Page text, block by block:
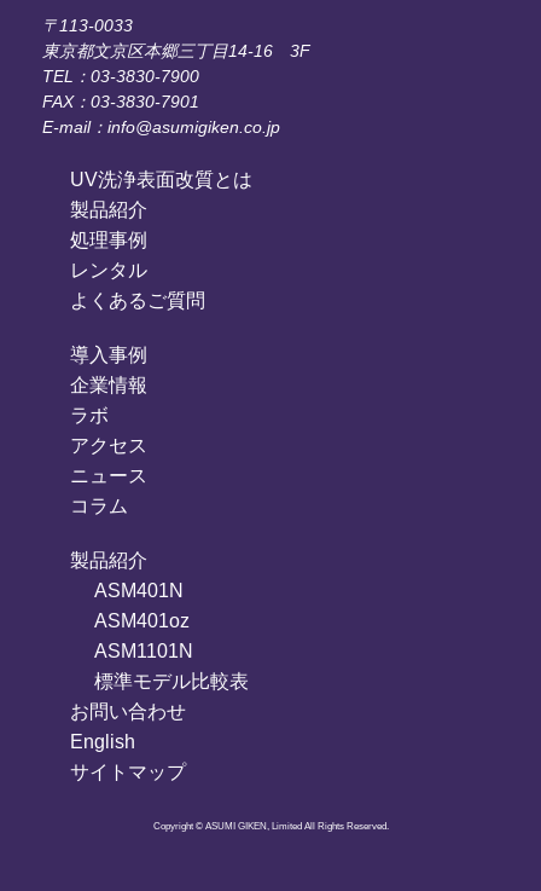
〒113-0033
東京都文京区本郷三丁目14-16 3F
TEL：03-3830-7900
FAX：03-3830-7901
E-mail：info@asumigiken.co.jp
UV洗浄表面改質とは
製品紹介
処理事例
レンタル
よくあるご質問
導入事例
企業情報
ラボ
アクセス
ニュース
コラム
製品紹介
ASM401N
ASM401oz
ASM1101N
標準モデル比較表
お問い合わせ
English
サイトマップ
Copyright © ASUMI GIKEN, Limited All Rights Reserved.